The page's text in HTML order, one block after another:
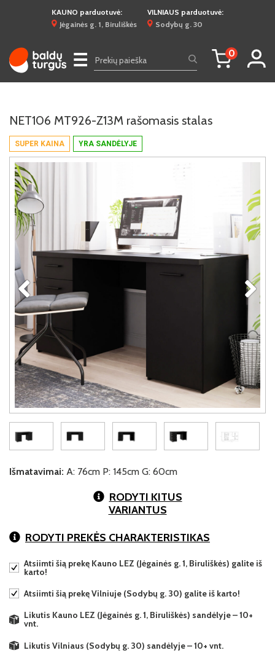
KAUNO parduotuvė:
Jėgainės g. 1, Biruliškės
VILNIAUS parduotuvė:
Sodybų g. 30
☰ 0
SUPER KAINA YRA SANDĖLYJE
NET106 MT926-Z13M rašomasis stalas
Išmatavimai: A: 76cm P: 145cm G: 60cm
RODYTI KITUS
VARIANTUS
RODYTI PREKĖS CHARAKTERISTIKAS
Atsiimti šią prekę Kauno LEZ (Jėgainės g. 1, Biruliškės) galite iš
karto!
Atsiimti šią prekę Vilniuje (Sodybų g. 30) galite iš karto!
Likutis Kauno LEZ (Jėgainės g. 1, Biruliškės) sandėlyje – 10+
vnt.
Likutis Vilniaus (Sodybų g. 30) sandėlyje – 10+ vnt.